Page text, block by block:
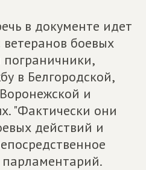
в документе идет
боевых
в Белгородской,
и
"Фактически они
действий и
парламентарий.